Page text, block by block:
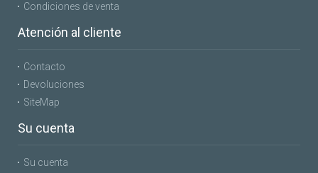
Condiciones de venta
Atención al cliente
Contacto
Devoluciones
SiteMap
Su cuenta
Su cuenta